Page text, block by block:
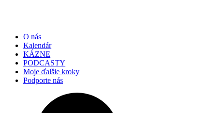
O nás
Kalendár
KÁZNE
PODCASTY
Moje ďalšie kroky
Podporte nás